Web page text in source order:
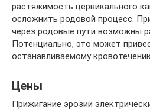
растяжимость цервикального
осложнить родовой процесс.
через родовые пути возможны
Потенциально, это может
останавливаемому
Цены
Прижигание эрозии